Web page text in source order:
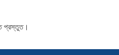
প্রস্তুত।